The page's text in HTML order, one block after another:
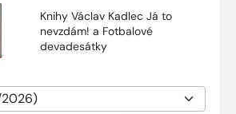
Knihy Václav Kadlec Já to
nevzdám! a Fotbalové
devadesátky